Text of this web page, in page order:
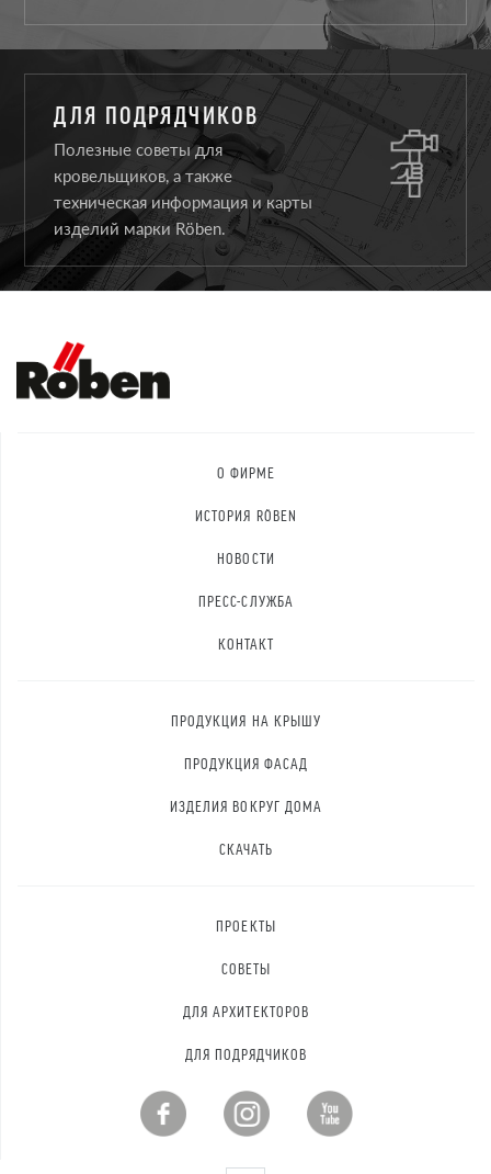
ДЛЯ ПОДРЯДЧИКОВ
Полезные советы для
кровельщиков, а также
техническая информация и карты
изделий марки Röben.
О ФИРМЕ
ИСТОРИЯ RÖBEN
НОВОСТИ
ПРЕСС-СЛУЖБА
КОНТАКТ
ПРОДУКЦИЯ НА КРЫШУ
ПРОДУКЦИЯ ФАСАД
ИЗДЕЛИЯ ВОКРУГ ДОМА
СКАЧАТЬ
ПРОЕКТЫ
СОВЕТЫ
ДЛЯ АРХИТЕКТОРОВ
ДЛЯ ПОДРЯДЧИКОВ